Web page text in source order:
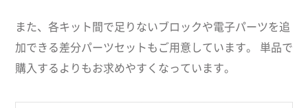
また、各キット間で足りないブロックや電子パーツを追
加できる差分パーツセットもご用意しています。 単品で
購入するよりもお求めやすくなっています。